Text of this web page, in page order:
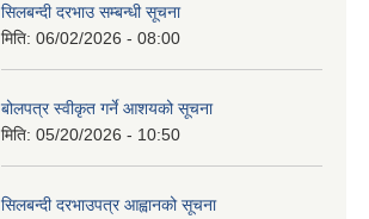
सिलबन्दी दरभाउ सम्बन्धी सूचना
मिति: 06/02/2026 - 08:00
बोलपत्र स्वीकृत गर्ने आशयको सूचना
मिति: 05/20/2026 - 10:50
सिलबन्दी दरभाउपत्र आह्वानको सूचना